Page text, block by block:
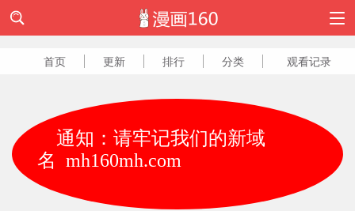
首页 更新 排行 分类 观看记录
通知：请牢记我们的新域
名 mh160mh.com